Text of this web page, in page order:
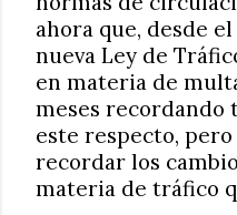
ahora que, desde
nueva Ley de
en materia de
meses recordando
este respecto, pero
recordar los
materia de tráfico